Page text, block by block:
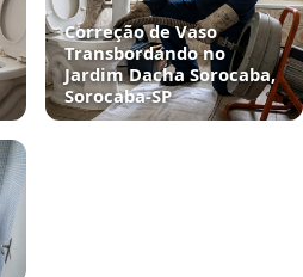
Correção de Vaso
Transbordando no
Jardim Dacha Sorocaba,
Sorocaba‑SP